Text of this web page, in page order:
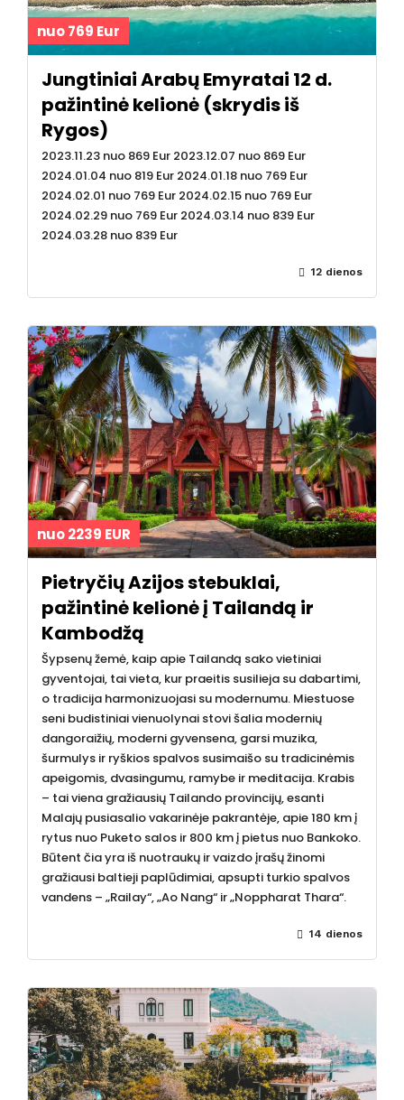
nuo 769 Eur
Jungtiniai Arabų Emyratai 12 d.
pažintinė kelionė (skrydis iš
Rygos)
2023.11.23 nuo 869 Eur 2023.12.07 nuo 869 Eur
2024.01.04 nuo 819 Eur 2024.01.18 nuo 769 Eur
2024.02.01 nuo 769 Eur 2024.02.15 nuo 769 Eur
2024.02.29 nuo 769 Eur 2024.03.14 nuo 839 Eur
2024.03.28 nuo 839 Eur
12 dienos
nuo 2239 EUR
Pietryčių Azijos stebuklai,
pažintinė kelionė į Tailandą ir
Kambodžą
Šypsenų žemė, kaip apie Tailandą sako vietiniai
gyventojai, tai vieta, kur praeitis susilieja su dabartimi,
o tradicija harmonizuojasi su modernumu. Miestuose
seni budistiniai vienuolynai stovi šalia modernių
dangoraižių, moderni gyvensena, garsi muzika,
šurmulys ir ryškios spalvos susimaišo su tradicinėmis
apeigomis, dvasingumu, ramybe ir meditacija. Krabis
– tai viena gražiausių Tailando provincijų, esanti
Malajų pusiasalio vakarinėje pakrantėje, apie 180 km į
rytus nuo Puketo salos ir 800 km į pietus nuo Bankoko.
Būtent čia yra iš nuotraukų ir vaizdo įrašų žinomi
gražiausi baltieji paplūdimiai, apsupti turkio spalvos
vandens – „Railay“, „Ao Nang“ ir „Noppharat Thara“.
14 dienos